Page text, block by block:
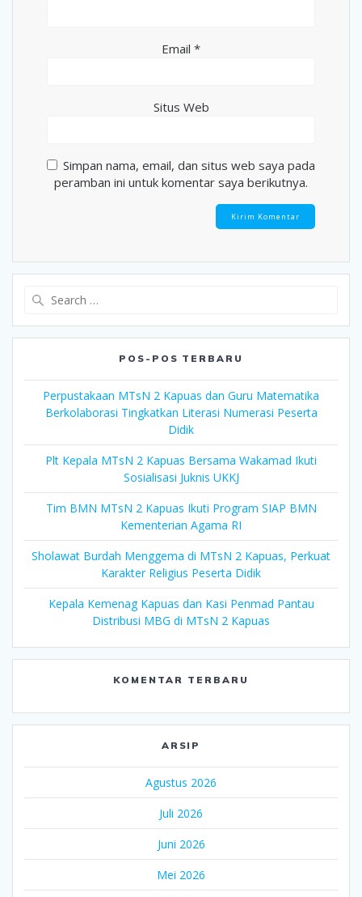
Email *
Situs Web
Simpan nama, email, dan situs web saya pada
peramban ini untuk komentar saya berikutnya.
POS-POS TERBARU
Perpustakaan MTsN 2 Kapuas dan Guru Matematika
Berkolaborasi Tingkatkan Literasi Numerasi Peserta
Didik
Plt Kepala MTsN 2 Kapuas Bersama Wakamad Ikuti
Sosialisasi Juknis UKKJ
Tim BMN MTsN 2 Kapuas Ikuti Program SIAP BMN
Kementerian Agama RI
Sholawat Burdah Menggema di MTsN 2 Kapuas, Perkuat
Karakter Religius Peserta Didik
Kepala Kemenag Kapuas dan Kasi Penmad Pantau
Distribusi MBG di MTsN 2 Kapuas
KOMENTAR TERBARU
ARSIP
Agustus 2026
Juli 2026
Juni 2026
Mei 2026